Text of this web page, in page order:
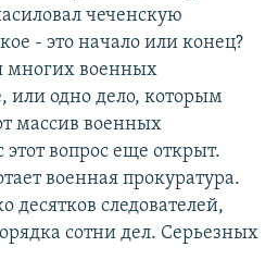
чеченскую
- это начало или конец?
многих военных
или одно дело, которым
массив военных
вопрос еще открыт.
военная прокуратура.
десятков следователей,
сотни дел. Серьезных